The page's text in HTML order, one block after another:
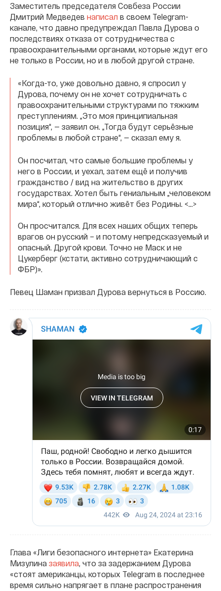
Заместитель председателя Совбеза России
Дмитрий Медведев написал в своем Telegram-
канале, что давно предупреждал Павла Дурова о
последствиях отказа от сотрудничества с
правоохранительными органами, которые ждут его
не только в России, но и в любой другой стране.
«Когда-то, уже довольно давно, я спросил у
Дурова, почему он не хочет сотрудничать с
правоохранительными структурами по тяжким
преступлениям. „Это моя принципиальная
позиция“, — заявил он. „Тогда будут серьёзные
проблемы в любой стране“, — сказал ему я.
Он посчитал, что самые большие проблемы у
него в России, и уехал, затем ещё и получив
гражданство / вид на жительство в других
государствах. Хотел быть гениальным „человеком
мира“, который отлично живёт без Родины. <...>
Он просчитался. Для всех наших общих теперь
врагов он русский – и потому непредсказуемый и
опасный. Другой крови. Точно не Маск и не
Цукерберг (кстати, активно сотрудничающий с
ФБР)».
Певец Шаман призвал Дурова вернуться в Россию.
Глава «Лиги безопасного интернета» Екатерина
Мизулина заявила , что за задержанием Дурова
«стоят американцы, которых Telegram в последнее
время сильно напрягает в плане распространения